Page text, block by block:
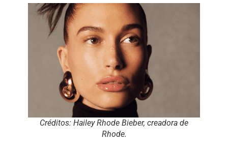
Créditos: Hailey Rhode Bieber, creadora de
Rhode.